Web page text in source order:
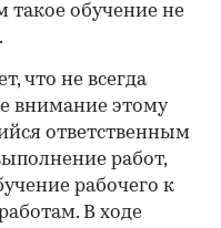
такое обучение не
что не всегда
внимание этому
ответственным
работ,
рабочего к
В ходе